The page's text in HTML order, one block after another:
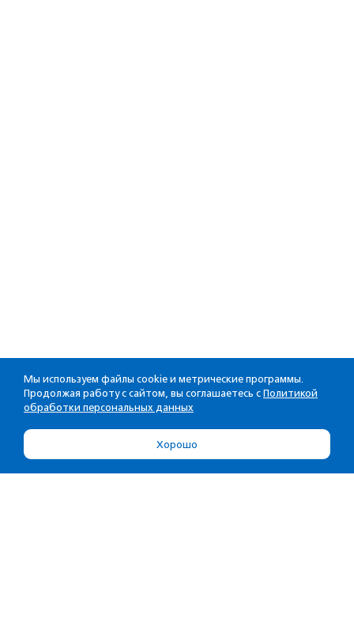
Мы используем файлы cookie и метрические программы.
Продолжая работу с сайтом, вы соглашаетесь с Политикой
обработки персональных данных
Хорошо